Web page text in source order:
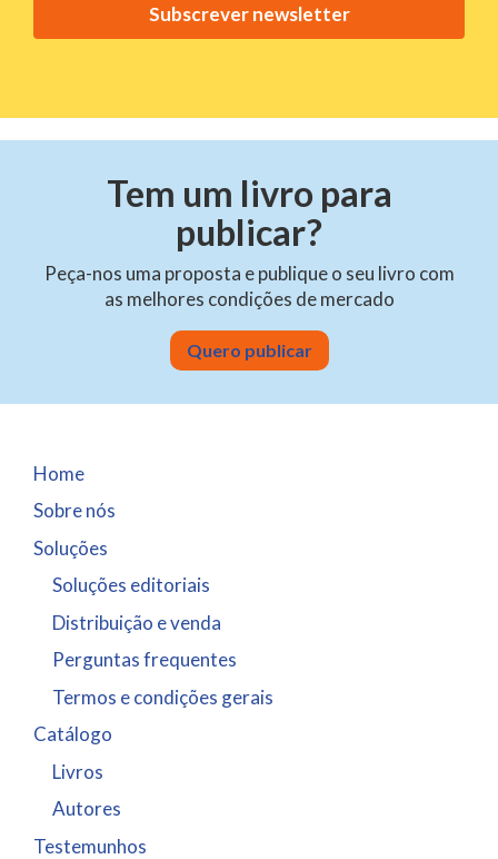
v
h
p
.
Tem um livro para
publicar?
Peça-nos uma proposta e publique o seu livro com
as melhores condições de mercado
Quero publicar
Home
Sobre nós
Soluções
Soluções editoriais
Distribuição e venda
Perguntas frequentes
Termos e condições gerais
Catálogo
Livros
Autores
Testemunhos